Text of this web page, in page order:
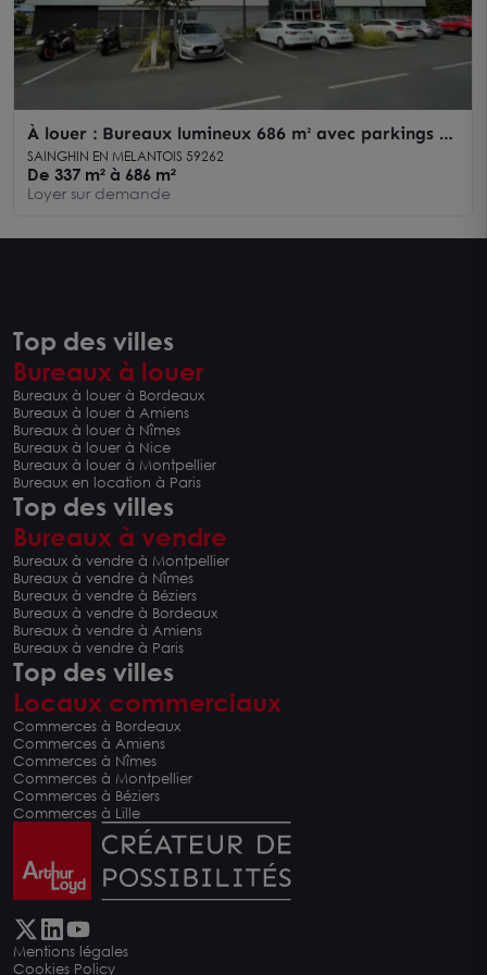
À louer : Bureaux lumineux 686 m² avec parkings -
Accessibilité optimale aux portes de Lille
SAINGHIN EN MELANTOIS 59262
De 337 m² à 686 m²
Loyer sur demande
Top des villes
Bureaux à louer
Bureaux à louer à Bordeaux
Bureaux à louer à Amiens
Bureaux à louer à Nîmes
Bureaux à louer à Nice
Bureaux à louer à Montpellier
Bureaux en location à Paris
Top des villes
Bureaux à vendre
Bureaux à vendre à Montpellier
Bureaux à vendre à Nîmes
Bureaux à vendre à Béziers
Bureaux à vendre à Bordeaux
Bureaux à vendre à Amiens
Bureaux à vendre à Paris
Top des villes
Locaux commerciaux
Commerces à Bordeaux
Commerces à Amiens
Commerces à Nîmes
Commerces à Montpellier
Commerces à Béziers
Commerces à Lille
Mentions légales
Cookies Policy